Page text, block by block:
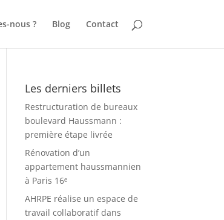
nous ? Blog Contact
Les derniers billets
Restructuration de bureaux
boulevard Haussmann :
première étape livrée
Rénovation d’un
appartement haussmannien
à Paris 16ᵉ
AHRPE réalise un espace de
travail collaboratif dans